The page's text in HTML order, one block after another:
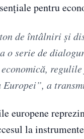
pentru
de întâlniri şi
o serie de
a
la